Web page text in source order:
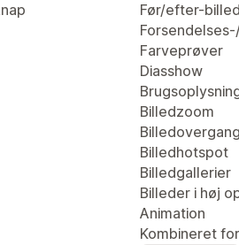
Før/efter-
Farveprøver
Diasshow
Billedzoom
Billedovergang
Billedhotspot
Billedgallerier
Billeder i høj
Animation
Kombineret